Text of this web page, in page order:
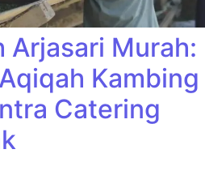
Arjasari Murah:
Kambing
Catering